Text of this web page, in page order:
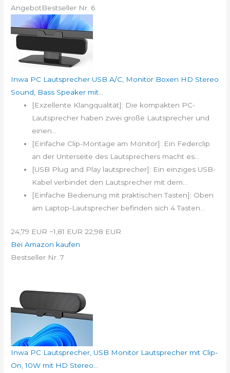
AngebotBestseller Nr. 6
Inwa PC Lautsprecher USB A/C, Monitor Boxen HD Stereo
Sound, Bass Speaker mit...
[Exzellente Klangqualität]: Die kompakten PC-
Lautsprecher haben zwei große Lautsprecher und
einen...
[Einfache Clip-Montage am Monitor]: Ein Federclip
an der Unterseite des Lautsprechers macht es...
[USB Plug and Play lautsprecher]: Ein einziges USB-
Kabel verbindet den Lautsprecher mit dem...
[Einfache Bedienung mit praktischen Tasten]: Oben
am Laptop-Lautsprecher befinden sich 4 Tasten...
24,79 EUR −1,81 EUR 22,98 EUR
Bei Amazon kaufen
Bestseller Nr. 7
Inwa PC Lautsprecher, USB Monitor Lautsprecher mit Clip-
On, 10W mit HD Stereo...